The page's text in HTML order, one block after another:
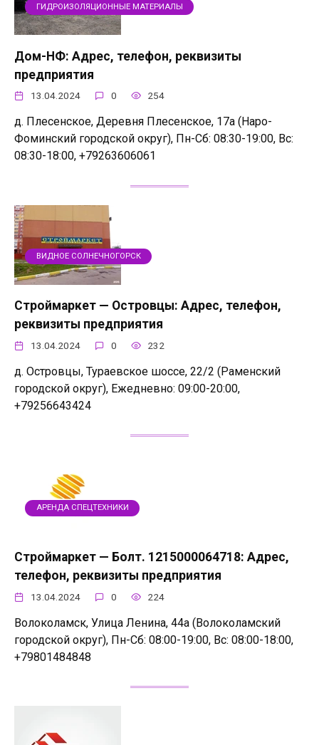
ГИДРОИЗОЛЯЦИОННЫЕ МАТЕРИАЛЫ
Дом-НФ: Адрес, телефон, реквизиты
предприятия
13.04.2024 0 254
д. Плесенское, Деревня Плесенское, 17а (Наро-
Фоминский городской округ), Пн-Сб: 08:30-19:00, Вс:
08:30-18:00, +79263606061
ВИДНОЕ СОЛНЕЧНОГОРСК
Строймаркет — Островцы: Адрес, телефон,
реквизиты предприятия
13.04.2024 0 232
д. Островцы, Тураевское шоссе, 22/2 (Раменский
городской округ), Ежедневно: 09:00-20:00,
+79256643424
АРЕНДА СПЕЦТЕХНИКИ
Строймаркет — Болт. 1215000064718: Адрес,
телефон, реквизиты предприятия
13.04.2024 0 224
Волоколамск, Улица Ленина, 44а (Волоколамский
городской округ), Пн-Сб: 08:00-19:00, Вс: 08:00-18:00,
+79801484848